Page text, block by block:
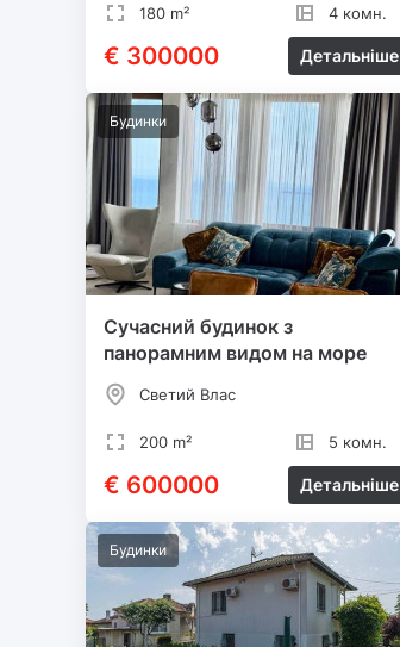
180 m² 4 комн.
€ 300000 Детальніше
Будинки
Сучасний будинок з
панорамним видом на море
Светий Влас
200 m² 5 комн.
€ 600000 Детальніше
Будинки